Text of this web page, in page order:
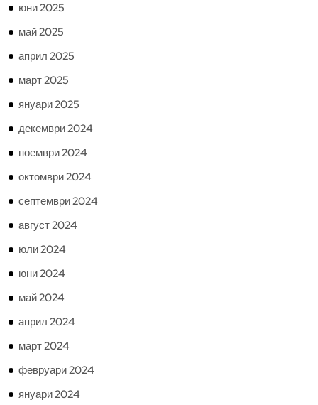
юни 2025
май 2025
април 2025
март 2025
януари 2025
декември 2024
ноември 2024
октомври 2024
септември 2024
август 2024
юли 2024
юни 2024
май 2024
април 2024
март 2024
февруари 2024
януари 2024